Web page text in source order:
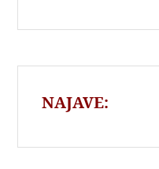
NAJAVE: